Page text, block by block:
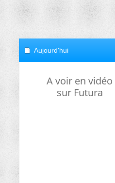
Aujourd'hui
A voir en vidéo
sur Futura